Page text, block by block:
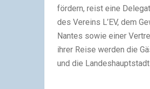
fördern, reist eine
des Vereins L’EV, dem
Nantes sowie einer
ihrer Reise werden die
und die